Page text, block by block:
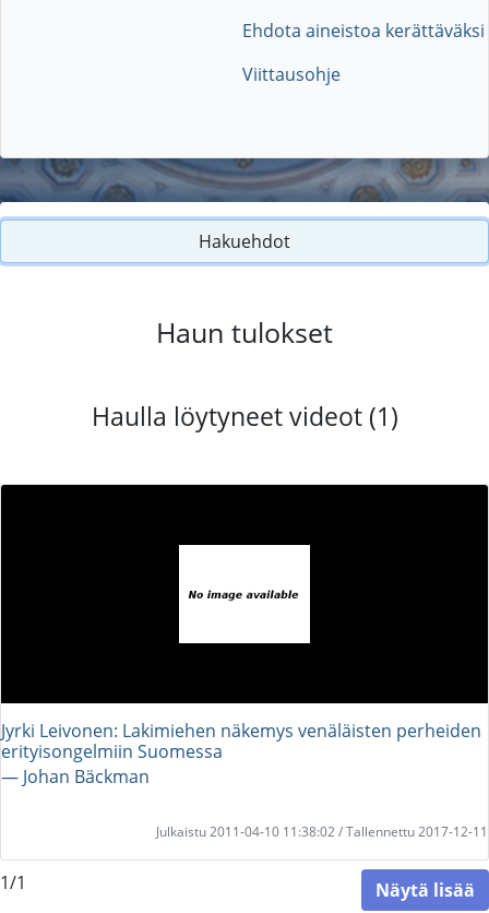
Ehdota aineistoa kerättäväksi
Viittausohje
Hakuehdot
Haun tulokset
Haulla löytyneet videot (1)
Jyrki Leivonen: Lakimiehen näkemys venäläisten perheiden
erityisongelmiin Suomessa
― Johan Bäckman
Julkaistu 2011-04-10 11:38:02 / Tallennettu 2017-12-11
1/1 Näytä lisää